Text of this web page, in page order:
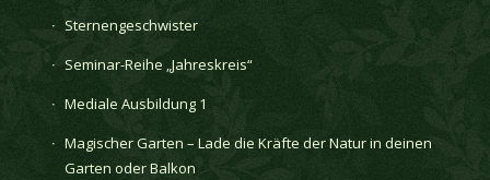
Sternengeschwister
Seminar-Reihe „Jahreskreis“
Mediale Ausbildung 1
Magischer Garten – Lade die Kräfte der Natur in deinen
Garten oder Balkon